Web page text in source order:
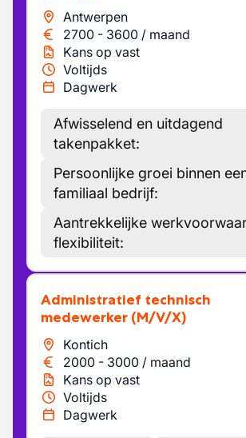
Antwerpen
2700 - 3600 / maand
Kans op vast
Voltijds
Dagwerk
Afwisselend en uitdagend
takenpakket:
Persoonlijke groei binnen
familiaal bedrijf:
Aantrekkelijke
flexibiliteit:
Administratief technisch
medewerker (M/V/X)
Kontich
2000 - 3000 / maand
Kans op vast
Voltijds
Dagwerk